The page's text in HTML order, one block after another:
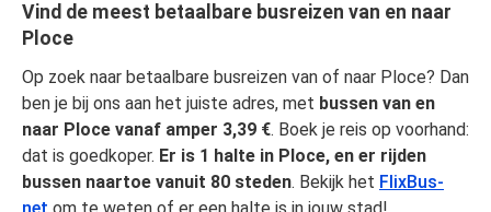
Vind de meest betaalbare busreizen van en naar
Ploce
Op zoek naar betaalbare busreizen van of naar Ploce? Dan
ben je bij ons aan het juiste adres, met bussen van en
naar Ploce vanaf amper 3,39 €. Boek je reis op voorhand:
dat is goedkoper. Er is 1 halte in Ploce, en er rijden
bussen naartoe vanuit 80 steden. Bekijk het FlixBus-